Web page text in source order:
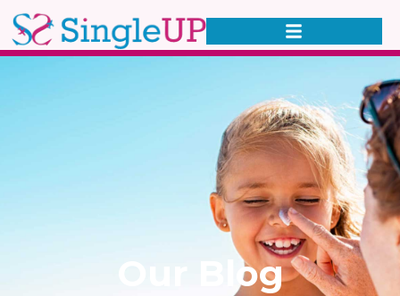
Our Blog